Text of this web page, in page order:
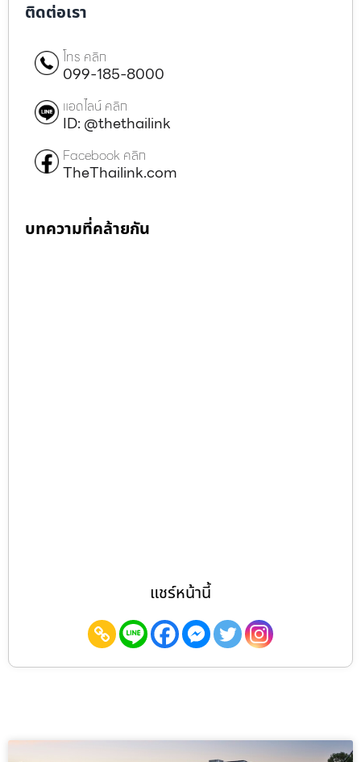
ติดต่อเรา
โทร คลิก
099-185-8000
แอดไลน์ คลิก
ID: @thethailink
Facebook คลิก
TheThailink.com
บทความที่คล้ายกัน
แชร์หน้านี้